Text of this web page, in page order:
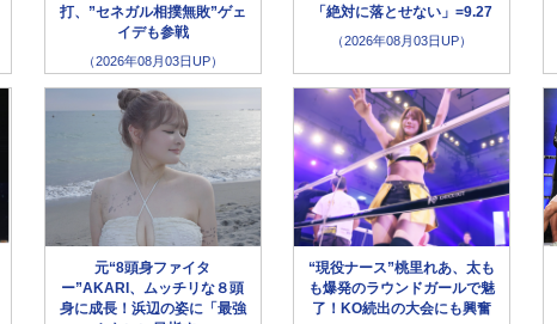
打、”セネガル相撲無敗”ゲェ
イデも参戦
（2026年08月03日UP）
「絶対に落とせない」=9.27
（2026年08月03日UP）
元“8頭身ファイタ
ー”AKARI、ムッチリな８頭
身に成長！浜辺の姿に「最強
“現役ナース”桃里れあ、太も
も爆発のラウンドガールで魅
了！KO続出の大会にも興奮